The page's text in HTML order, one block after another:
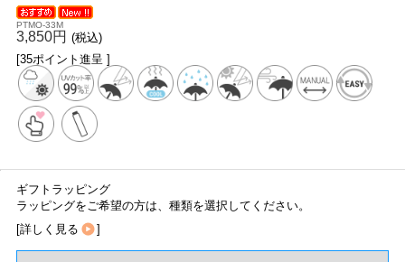
PTMO-33M
3,850円 (税込)
[35ポイント進呈 ]
ギフトラッピング
ラッピングをご希望の方は、種類を選択してください。
[詳しく見る ]